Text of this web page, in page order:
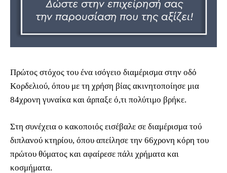
Πρώτος στόχος του ένα ισόγειο διαμέρισμα στην οδό
Κορδελιού, όπου με τη χρήση βίας ακινητοποίησε μια
84χρονη γυναίκα και άρπαξε ό,τι πολύτιμο βρήκε.
Στη συνέχεια ο κακοποιός εισέβαλε σε διαμέρισμα τού
διπλανού κτηρίου, όπου απείλησε την 66χρονη κόρη του
πρώτου θύματος και αφαίρεσε πάλι χρήματα και
κοσμήματα.